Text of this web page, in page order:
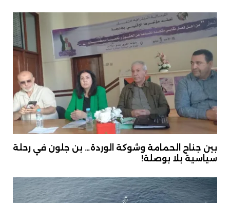
بين جناح الحمامة وشوكة الوردة… بن جلون في رحلة
سياسية بلا بوصلة!